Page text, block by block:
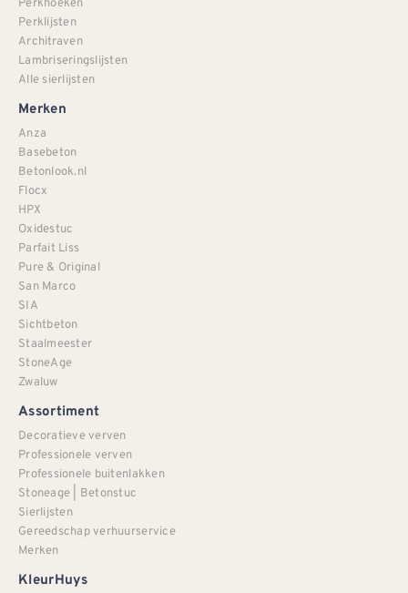
Perklijsten
Architraven
Lambriseringslijsten
Alle sierlijsten
Merken
Anza
Basebeton
Betonlook.nl
Flocx
HPX
Oxidestuc
Parfait Liss
Pure & Original
San Marco
SIA
Sichtbeton
Staalmeester
StoneAge
Zwaluw
Assortiment
Decoratieve verven
Professionele verven
Professionele buitenlakken
Stoneage | Betonstuc
Sierlijsten
Gereedschap verhuurservice
Merken
KleurHuys